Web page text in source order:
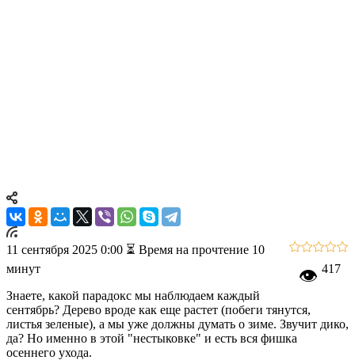
11 сентября 2025 0:00 ⏳ Время на прочтение 10
минут
👁 417
Знаете, какой парадокс мы наблюдаем каждый
сентябрь? Дерево вроде как еще растет (побеги тянутся,
листья зеленые), а мы уже должны думать о зиме. Звучит дико,
да? Но именно в этой "нестыковке" и есть вся фишка
осеннего ухода.